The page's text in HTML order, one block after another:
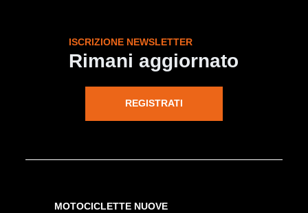
ISCRIZIONE NEWSLETTER
Rimani aggiornato
REGISTRATI
MOTOCICLETTE NUOVE